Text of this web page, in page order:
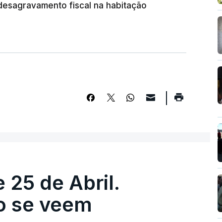
fiscal na habitação
25 de Abril.
se veem